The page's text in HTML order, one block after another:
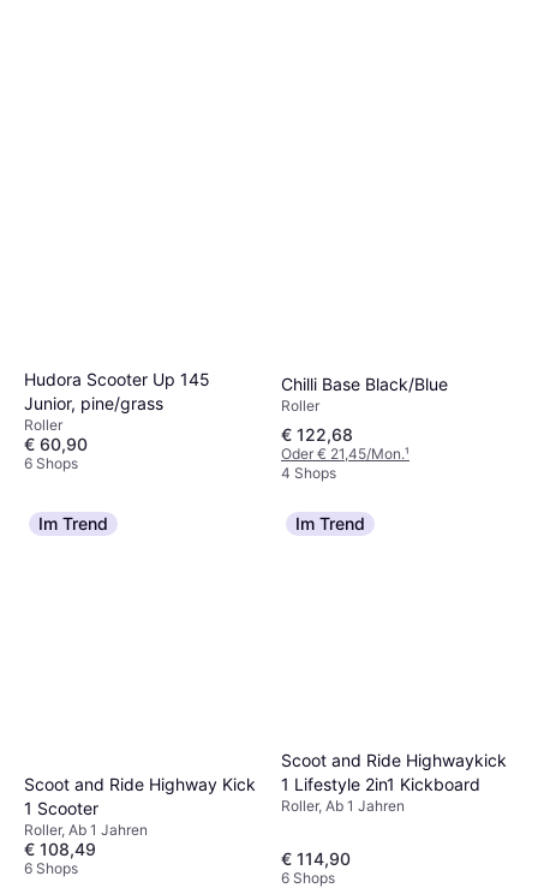
Hudora Scooter Up 145
Junior, pine/grass
Roller
€ 60,90
6 Shops
Chilli Base Black/Blue
Roller
€ 122,68
Oder € 21,45/Mon.¹
4 Shops
Im Trend
Scoot and Ride Highway Kick
1 Scooter
Roller, Ab 1 Jahren
€ 108,49
6 Shops
Im Trend
Scoot and Ride Highwaykick
1 Lifestyle 2in1 Kickboard
Roller, Ab 1 Jahren
€ 114,90
6 Shops